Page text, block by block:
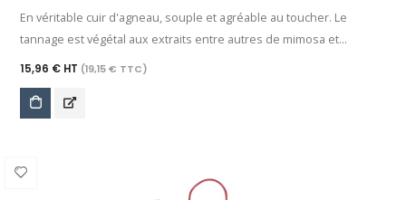
En véritable cuir d'agneau, souple et agréable au toucher. Le
tannage est végétal aux extraits entre autres de mimosa et
quebracho et sans chrome ni arsenic afin de préserver
élégant, ce sac banane en cuir vous accompagne au quotidien pour
sophistication. Cuir lisse noir, bandoulière ajustable et 1 poche
principale avec fermeture éclair pour un usage confortable et
15,96 € HT (19,15 € TTC)